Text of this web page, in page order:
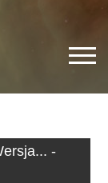
-